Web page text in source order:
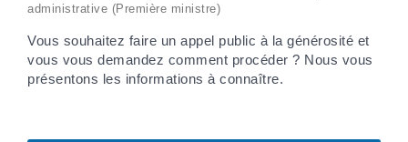
administrative (Première ministre)
Vous souhaitez faire un appel public à la générosité et
vous vous demandez comment procéder ? Nous vous
présentons les informations à connaître.